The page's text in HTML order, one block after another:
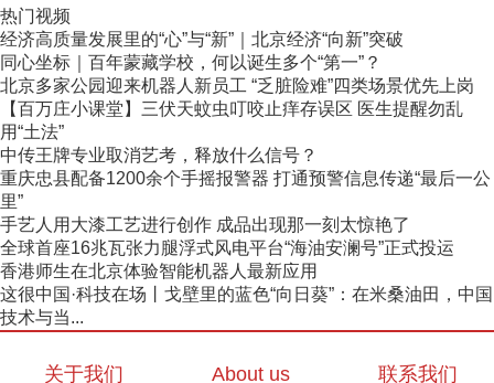
热门视频
经济高质量发展里的“心”与“新”｜北京经济“向新”突破
同心坐标｜百年蒙藏学校，何以诞生多个“第一”？
北京多家公园迎来机器人新员工 “乏脏险难”四类场景优先上岗
【百万庄小课堂】三伏天蚊虫叮咬止痒存误区 医生提醒勿乱
用“土法”
中传王牌专业取消艺考，释放什么信号？
重庆忠县配备1200余个手摇报警器 打通预警信息传递“最后一公
里”
手艺人用大漆工艺进行创作 成品出现那一刻太惊艳了
全球首座16兆瓦张力腿浮式风电平台“海油安澜号”正式投运
香港师生在北京体验智能机器人最新应用
这很中国·科技在场丨戈壁里的蓝色“向日葵”：在米桑油田，中国
技术与当...
关于我们 About us 联系我们